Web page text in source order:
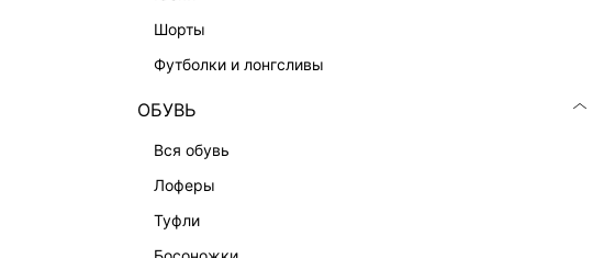
шорты
футболки и лонгсливы
ОБУВЬ
вся обувь
лоферы
туфли
LOVE REPUBLIC MAISON
ДАЙДЖЕСТ